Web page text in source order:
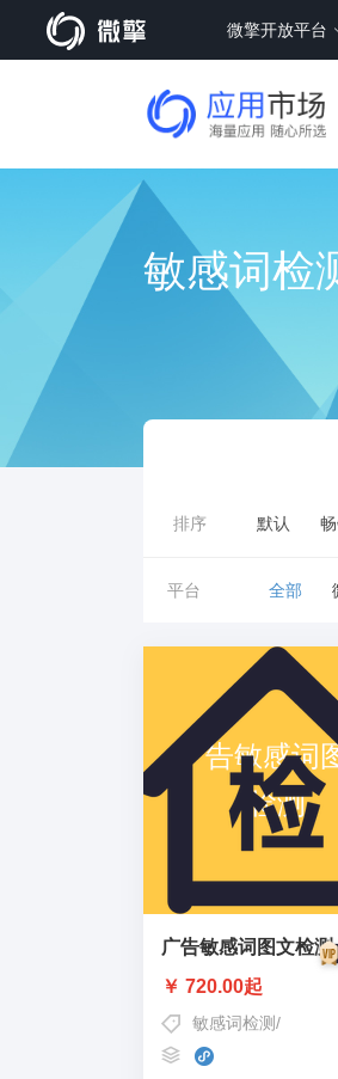
微擎开放平台
敏感词检
排序 默认
平台 全部
广告敏感词图文检测
￥ 720.00起
敏感词检测/